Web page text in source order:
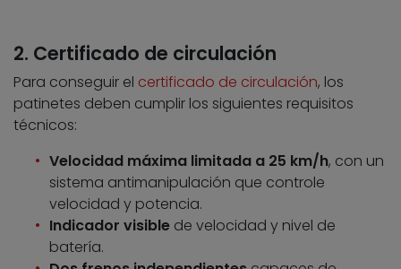
2. Certificado de circulación
Para conseguir el certificado de circulación, los
patinetes deben cumplir los siguientes requisitos
técnicos:
Velocidad máxima limitada a 25 km/h, con un
sistema antimanipulación que controle
velocidad y potencia.
Indicador visible de velocidad y nivel de
batería.